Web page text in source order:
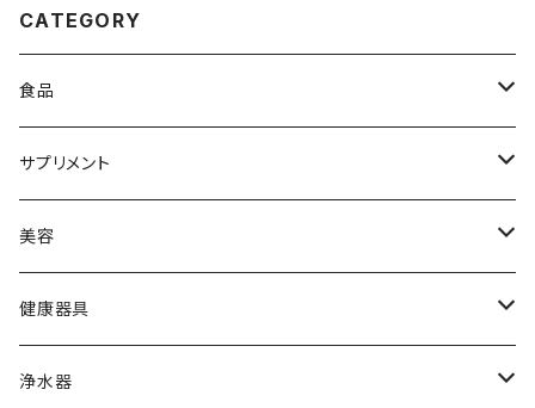
CATEGORY
食品
黒酢
食用油
調味料
自然食品
サプリメント
アミノ酸
ビタミン
ミネラル
美容
スキンケア
ヘアケア
健康器具
吸い玉医療器
浄水器